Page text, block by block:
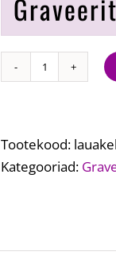
Tootekood:
Kategooriad: